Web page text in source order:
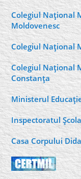
Colegiul Naţional
Moldovenesc
Colegiul Naţional
Colegiul Naţional
Constanţa
Ministerul
Inspectoratul
Casa Corpului